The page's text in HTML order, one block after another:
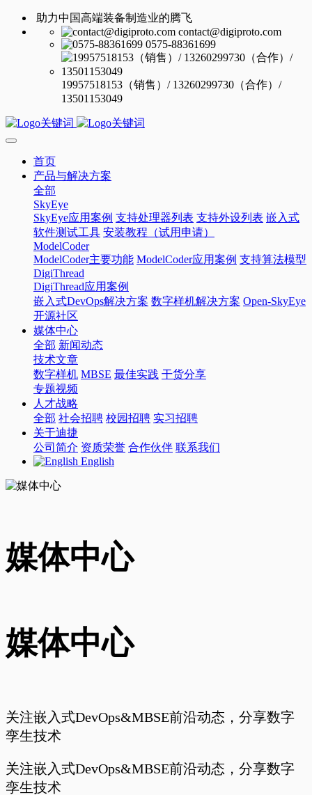
助力中国高端装备制造业的腾飞
contact@digiproto.com
0575-88361699
19957518153（销售）/ 13260299730（合作）/
13501153049
首页
产品与解决方案
全部
SkyEye
SkyEye应用案例 支持处理器列表 支持外设列表 嵌入式
软件测试工具 安装教程（试用申请）
ModelCoder
ModelCoder主要功能 ModelCoder应用案例 支持算法模型
DigiThread
DigiThread应用案例
嵌入式DevOps解决方案 数字样机解决方案 Open-SkyEye
开源社区
媒体中心
全部 新闻动态
技术文章
数字样机 MBSE 最佳实践 干货分享
专题视频
人才战略
全部 社会招聘 校园招聘 实习招聘
关于迪捷
公司简介 资质荣誉 合作伙伴 联系我们
English
媒体中心
媒体中心
关注嵌入式DevOps&MBSE前沿动态，分享数字
孪生技术
关注嵌入式DevOps&MBSE前沿动态，分享数字
孪生技术